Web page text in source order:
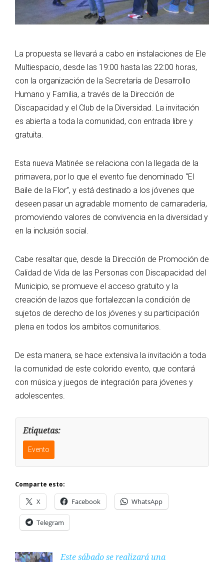
La propuesta se llevará a cabo en instalaciones de Ele
Multiespacio, desde las 19:00 hasta las 22:00 horas,
con la organización de la Secretaría de Desarrollo
Humano y Familia, a través de la Dirección de
Discapacidad y el Club de la Diversidad. La invitación
es abierta a toda la comunidad, con entrada libre y
gratuita.
Esta nueva Matinée se relaciona con la llegada de la
primavera, por lo que el evento fue denominado “El
Baile de la Flor”, y está destinado a los jóvenes que
deseen pasar un agradable momento de camaradería,
promoviendo valores de convivencia en la diversidad y
en la inclusión social.
Cabe resaltar que, desde la Dirección de Promoción de
Calidad de Vida de las Personas con Discapacidad del
Municipio, se promueve el acceso gratuito y la
creación de lazos que fortalezcan la condición de
sujetos de derecho de los jóvenes y su participación
plena en todos los ambitos comunitarios.
De esta manera, se hace extensiva la invitación a toda
la comunidad de este colorido evento, que contará
con música y juegos de integración para jóvenes y
adolescentes.
Etiquetas:
Evento
Comparte esto:
X Facebook WhatsApp
Telegram
Este sábado se realizará una